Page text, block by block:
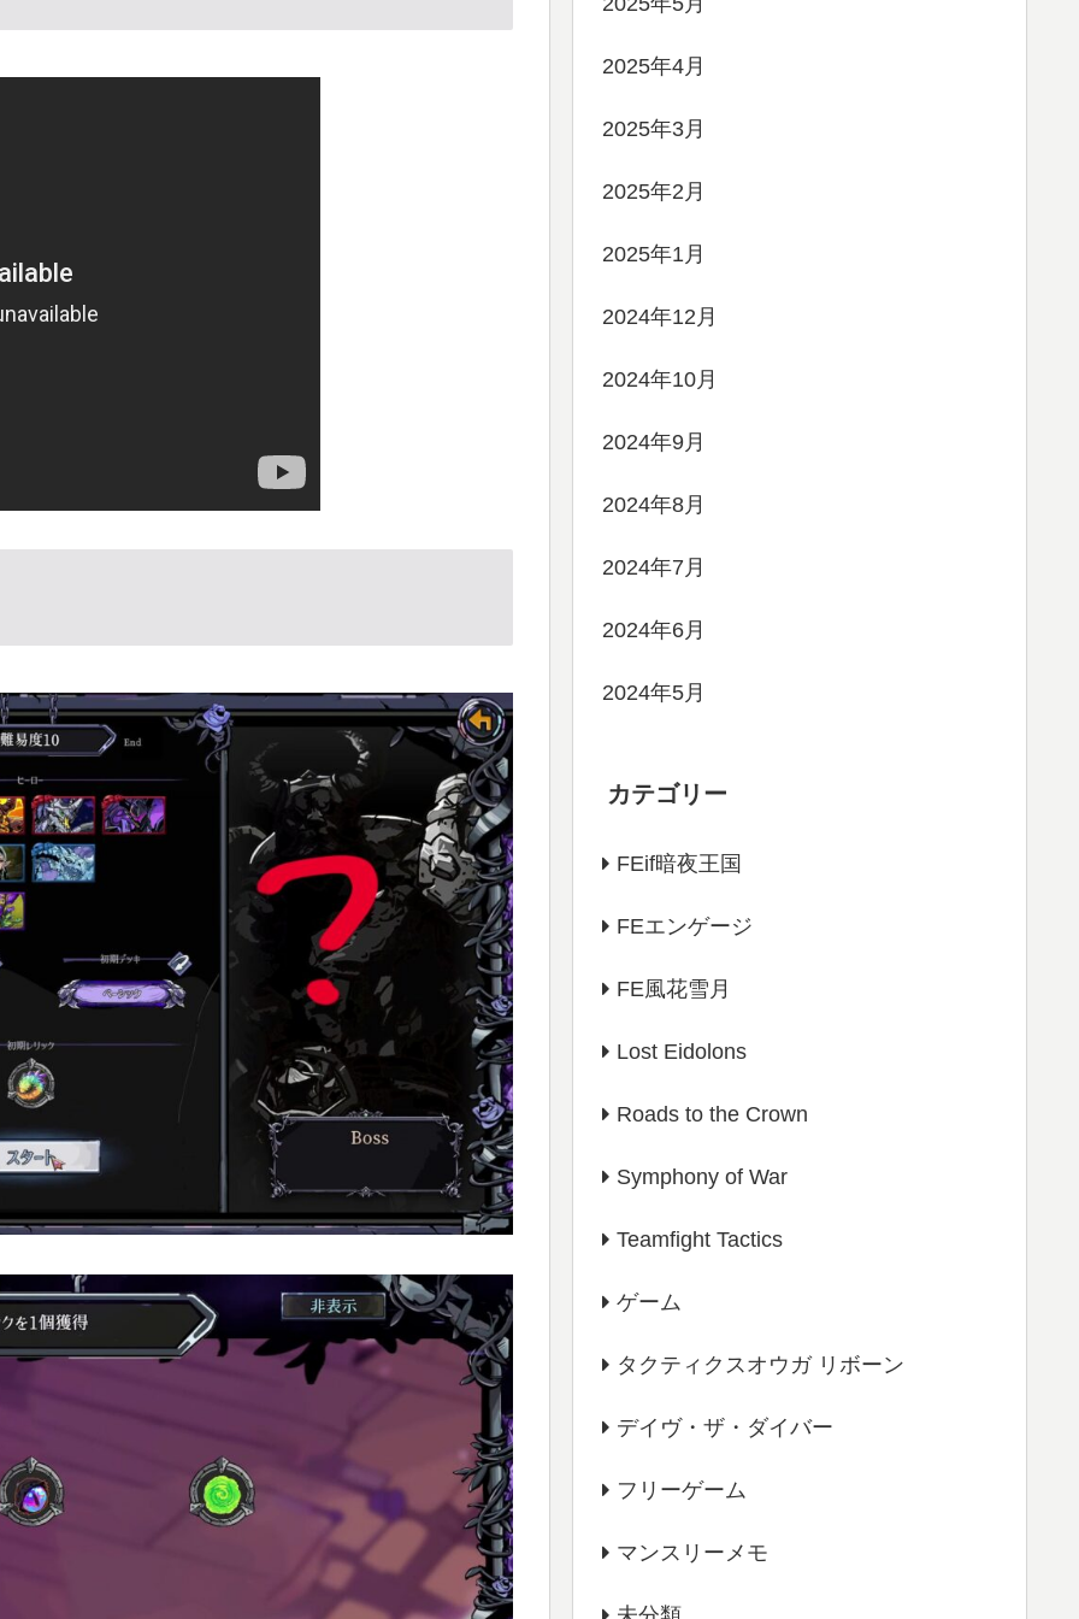
2025年4月
2025年3月
2025年2月
2025年1月
2024年12月
2024年10月
2024年9月
2024年8月
2024年7月
2024年6月
2024年5月
カテゴリー
FEif暗夜王国
FEエンゲージ
FE風花雪月
Lost Eidolons
Roads to the Crown
Symphony of War
Teamfight Tactics
ゲーム
タクティクスオウガ リボーン
デイヴ・ザ・ダイバー
フリーゲーム
マンスリーメモ